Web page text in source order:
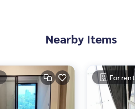
Nearby Items
For rent